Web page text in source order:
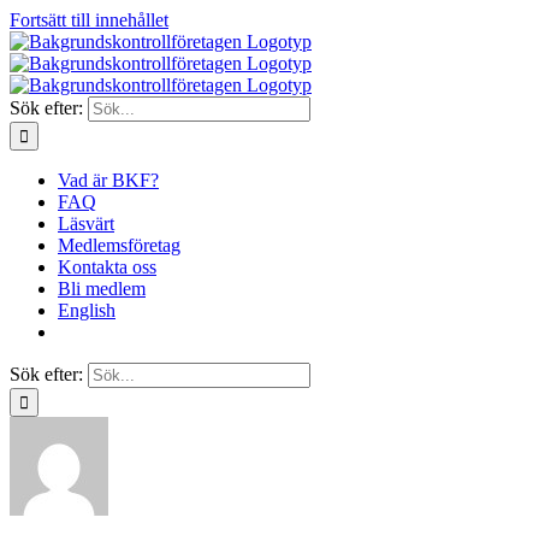
Fortsätt till innehållet
Sök efter:
Vad är BKF?
FAQ
Läsvärt
Medlemsföretag
Kontakta oss
Bli medlem
English
Sök efter: